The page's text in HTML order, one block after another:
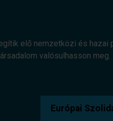
elő nemzetközi és hazai
valósulhasson meg.
Európai